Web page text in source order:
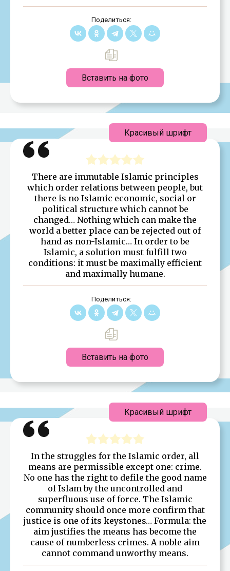
Поделиться:
Вставить на фото
There are immutable Islamic principles
which order relations between people, but
there is no Islamic economic, social or
political structure which cannot be
changed… Nothing which can make the
world a better place can be rejected out of
hand as non-Islamic… In order to be
Islamic, a solution must fulfill two
conditions: it must be maximally efficient
and maximally humane.
Поделиться:
Вставить на фото
Красивый шрифт
In the struggles for the Islamic order, all
means are permissible except one: crime.
No one has the right to defile the good name
of Islam by the uncontrolled and
superfluous use of force. The Islamic
community should once more confirm that
justice is one of its keystones… Formula: the
aim justifies the means has become the
cause of numberless crimes. A noble aim
cannot command unworthy means.
Красивый шрифт